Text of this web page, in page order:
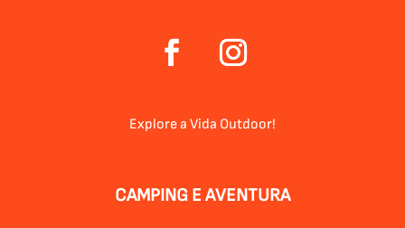
Explore a Vida Outdoor!
CAMPING E AVENTURA